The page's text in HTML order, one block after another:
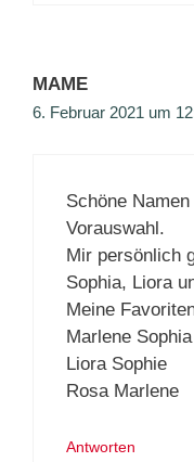
MAME
6. Februar 2021 um
Schöne
Vorauswahl.
Mir persönlich
Sophia, Liora
Meine
Marlene Sophia
Liora Sophie
Rosa Marlene
Antworten